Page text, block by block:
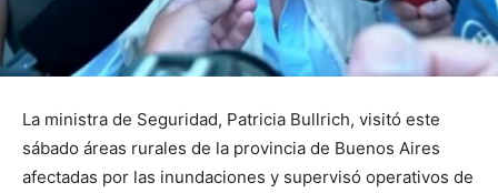
La ministra de Seguridad, Patricia Bullrich, visitó este
sábado áreas rurales de la provincia de Buenos Aires
afectadas por las inundaciones y supervisó operativos de